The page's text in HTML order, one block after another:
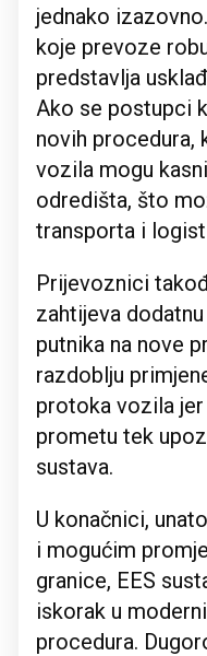
jednako
koje prevoze
predstavlja
Ako se postupci
novih procedura,
vozila mogu
odredišta, što
transporta i
Prijevoznici
zahtijeva
putnika na nove
razdoblju
protoka vozila
prometu tek
sustava.
U konačnici,
i mogućim
granice, EES
iskorak u
procedura.